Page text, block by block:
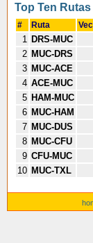
Top Ten Rutas
# Ruta
1 DRS-MUC
2 MUC-DRS
3 MUC-ACE
4 ACE-MUC
5 HAM-MUC
6 MUC-HAM
7 MUC-DUS
8 MUC-CFU
9 CFU-MUC
10 MUC-TXL